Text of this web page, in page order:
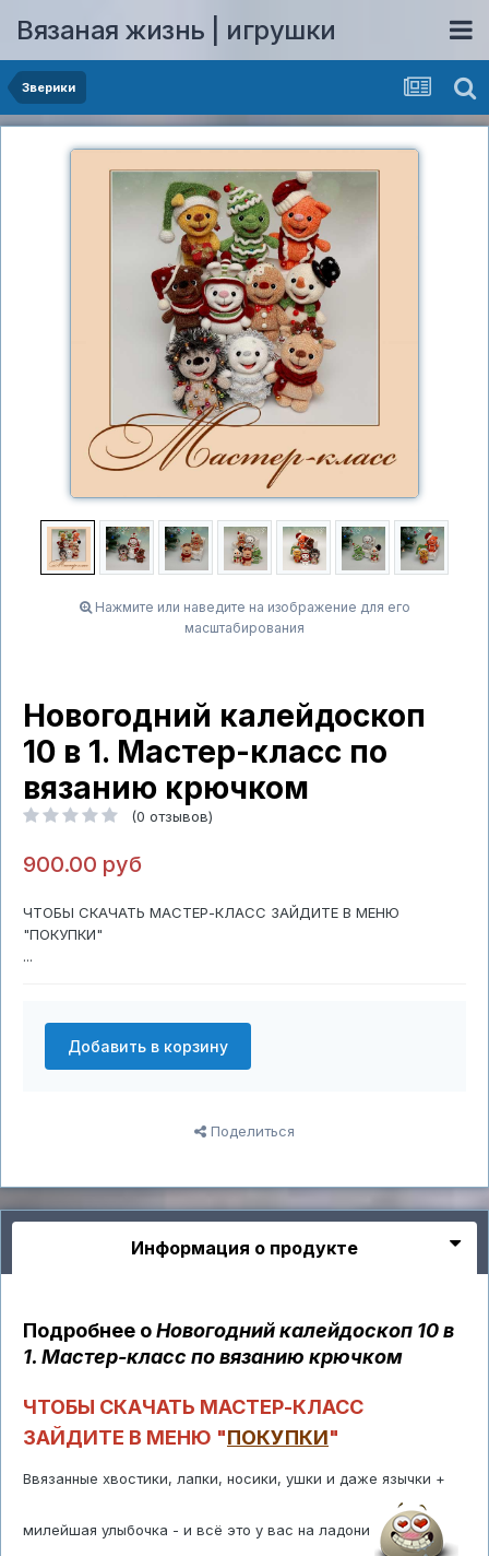
Вязаная жизнь | игрушки
Зверики
Нажмите или наведите на изображение для его
масштабирования
Новогодний калейдоскоп
10 в 1. Мастер-класс по
вязанию крючком
(0 отзывов)
900.00 руб
ЧТОБЫ СКАЧАТЬ МАСТЕР-КЛАСС ЗАЙДИТЕ В МЕНЮ
"ПОКУПКИ"
...
Добавить в корзину
Поделиться
Информация о продукте
Подробнее оНовогодний калейдоскоп 10 в
1. Мастер-класс по вязанию крючком
ЧТОБЫ СКАЧАТЬ МАСТЕР-КЛАСС
ЗАЙДИТЕ В МЕНЮ "ПОКУПКИ"
Ввязанные хвостики, лапки, носики, ушки и даже язычки +
милейшая улыбочка - и всё это у вас на ладони